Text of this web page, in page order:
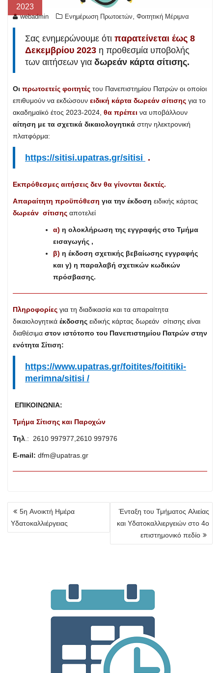
2023
webadmin Ενημέρωση Πρωτοετών Φοιτητική Μέριμνα
Σας ενημερώνουμε ότι παρατείνεται έως 8
Δεκεμβρίου 2023 η προθεσμία υποβολής
των αιτήσεων για δωρεάν κάρτα σίτισης.
Οι πρωτοετείς φοιτητές του Πανεπιστημίου Πατρών οι οποίοι
επιθυμούν να εκδώσουν ειδική κάρτα δωρεάν σίτισης για το
ακαδημαϊκό έτος 2023-2024, θα πρέπει
αίτηση με τα σχετικά δικαιολογητικά στην ηλεκτρονική
πλατφόρμα:
https://sitisi.upatras.gr/sitisi .
Εκπρόθεσμες αιτήσεις δεν θα γίνονται δεκτές.
Απαραίτητη προϋπόθεση για την έκδοση ειδικής κάρτας
δωρεάν σίτισης αποτελεί
α) η ολοκλήρωση της εγγραφής στο Τμήμα
εισαγωγής ,
β) η έκδοση σχετικής βεβαίωσης εγγραφής
και γ) η παραλαβή σχετικών κωδικών
πρόσβασης.
Πληροφορίες για τη διαδικασία και τα απαραίτητα
δικαιολογητικά έκδοσης ειδικής κάρτας δωρεάν σίτισης είναι
διαθέσιμα στον ιστότοπο του Πανεπιστημίου Πατρών στην
ενότητα Σίτιση:
https://www.upatras.gr/foitites/foititiki-
merimna/sitisi /
ΕΠΙΚΟΙΝΩΝIΑ:
Τμήμα Σίτισης και Παροχών
Τηλ .: 2610 997977,2610 997976
E-mail: dfm@upatras.gr
Πλοήγηση
άρθρων
5η Ανοικτή Ημέρα
Υδατοκαλλιέργειας
Ένταξη του Τμήματος Αλιείας
και Υδατοκαλλιεργειών στο 4ο
επιστημονικό πεδίο